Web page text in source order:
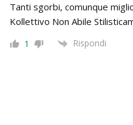
Tanti sgorbi, comunque
Kollettivo Non Abile
1 Rispondi